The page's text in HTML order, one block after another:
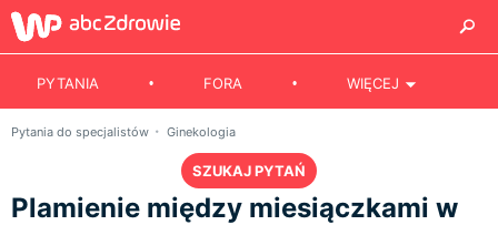
PYTANIA FORA WIĘCEJ
Pytania do specjalistów Ginekologia
SZUKAJ PYTAŃ
Plamienie między miesiączkami w